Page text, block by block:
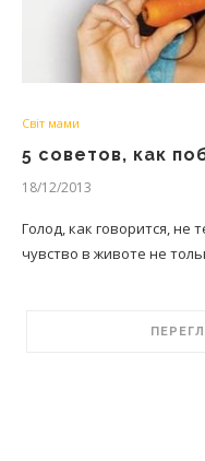
Світ мами
5 советов, как
18/12/2013
Голод, как говорится,
чувство в животе не